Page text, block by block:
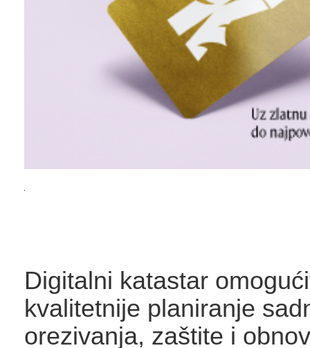
Digitalni katastar
kvalitetnije planiranje
orezivanja, zaštite i